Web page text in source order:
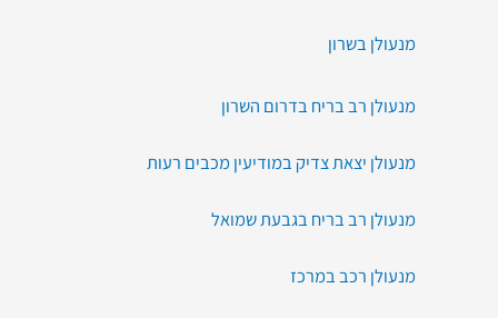
מנעולן בשרון
מנעולן רב בריח בדרום השרון
מנעולן יצאת צדיק במודיעין מכבים רעות
מנעולן רב בריח בגבעת שמואל
מנעולן רכב במרכז